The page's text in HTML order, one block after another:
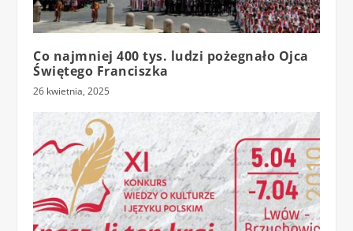
Co najmniej 400 tys. ludzi pożegnało Ojca
Świętego Franciszka
26 kwietnia, 2025